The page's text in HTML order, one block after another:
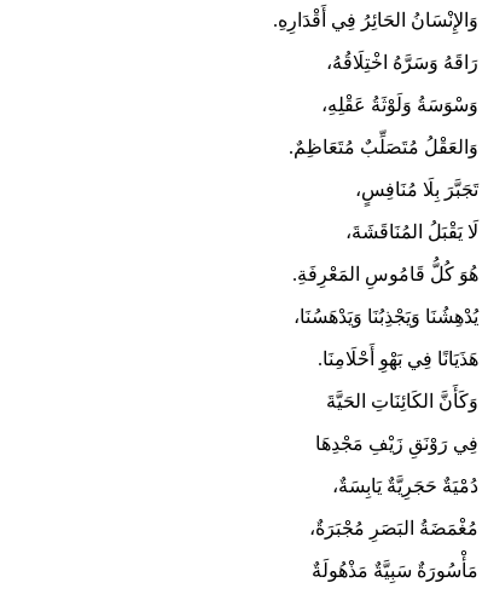
وَالإِنْسَانُ الحَائِرُ فِي أَقْدَارِهِ.
رَاقَهُ وَسَرَّهُ اخْتِلَاقُهُ،
وَسْوَسَةُ وَلَوْثَةُ عَقْلِهِ،
وَالعَقْلُ مُتَصَلِّبٌ مُتَعَاظِمٌ.
تَجَبَّرَ بِلَا مُنَافِسٍ،
لَا يَقْبَلُ المُنَاقَشَةَ،
هُوَ كُلُّ قَامُوسِ المَعْرِفَةِ.
يُدْهِشُنَا وَيَجْذِبُنَا وَيَدْهَسُنَا،
هَذَيَانًا فِي بَهْوِ أَحْلَامِنَا.
وَكَأَنَّ الكَائِنَاتِ الحَيَّةَ
فِي رَوْنَقِ زَيْفِ مَجْدِهَا
دُمْيَةٌ حَجَرِيَّةٌ يَابِسَةٌ،
مُغْمَضَةُ البَصَرِ مُجْبَرَةٌ،
مَأْسُورَةٌ سَبِيَّةٌ مَذْهُولَةٌ